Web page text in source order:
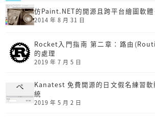
仿Paint.NET的開源且跨平台繪圖軟
2014 年 8 月 31 日
Rocket入門指南 第二章：路由
的處理
2019 年 7 月 5 日
Kanatest 免費開源的日文假名練習
統
2019 年 5 月 2 日